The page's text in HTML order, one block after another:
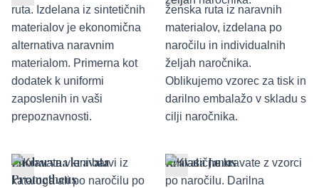
Enobarvna kravata
Prometheus
Kravata Janus